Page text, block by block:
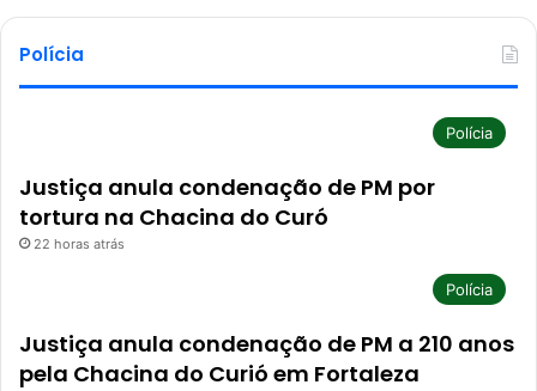
Polícia
Polícia
Justiça anula condenação de PM por
tortura na Chacina do Curó
22 horas atrás
Polícia
Justiça anula condenação de PM a 210 anos
pela Chacina do Curió em Fortaleza